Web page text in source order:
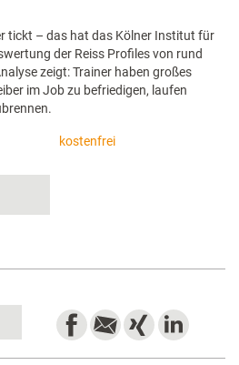
tickt – das hat das Kölner Institut für
der Reiss Profiles von rund
zeigt: Trainer haben großes
im Job zu befriedigen, laufen
kostenfrei